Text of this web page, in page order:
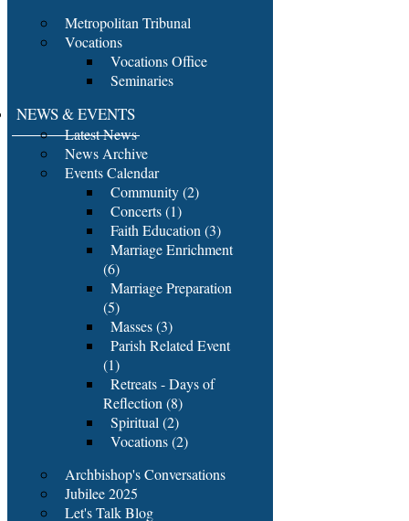
Metropolitan Tribunal
Vocations
Vocations Office
Seminaries
NEWS & EVENTS
Latest News
News Archive
Events Calendar
Community (2)
Concerts (1)
Faith Education (3)
Marriage Enrichment
(6)
Marriage Preparation
(5)
Masses (3)
Parish Related Event
(1)
Retreats - Days of
Reflection (8)
Spiritual (2)
Vocations (2)
Archbishop's Conversations
Jubilee 2025
Let's Talk Blog